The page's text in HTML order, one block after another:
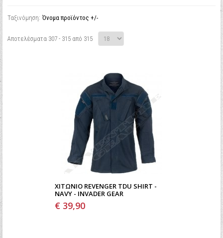
Ταξινόμηση: Όνομα προϊόντος +/-
Αποτελέσματα 307 - 315 από 315
ΧΙΤΏΝΙΟ REVENGER TDU SHIRT -
NAVY - INVADER GEAR
€ 39,90